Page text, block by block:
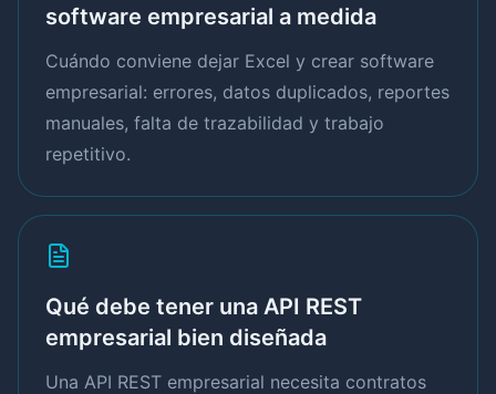
software empresarial a medida
Cuándo conviene dejar Excel y crear software
empresarial: errores, datos duplicados, reportes
manuales, falta de trazabilidad y trabajo
repetitivo.
Qué debe tener una API REST
empresarial bien diseñada
Una API REST empresarial necesita contratos